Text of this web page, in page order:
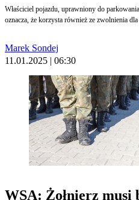
Właściciel pojazdu, uprawniony do
oznacza, że korzysta również ze zwolnienia
Marek Sondej
11.01.2025 | 06:30
WSA: Żołnierz musi